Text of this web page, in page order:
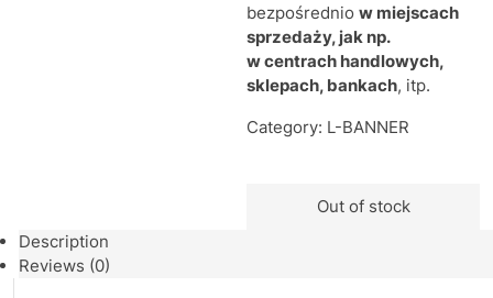
bezpośrednio w miejscach
sprzedaży, jak np.
w centrach handlowych,
sklepach, bankach, itp.
Category: L-BANNER
Out of stock
Description
Reviews (0)